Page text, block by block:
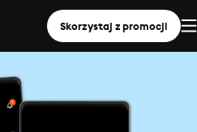
Skorzystaj z promocji